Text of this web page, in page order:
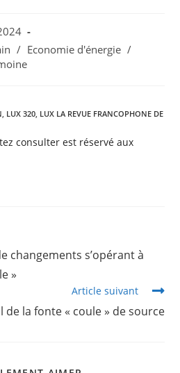
/ Economie d'énergie /
, LUX 320, LUX LA REVUE FRANCOPHONE DE
consulter est réservé aux
changements s’opérant à
»
Article suivant
de la fonte « coule » de source